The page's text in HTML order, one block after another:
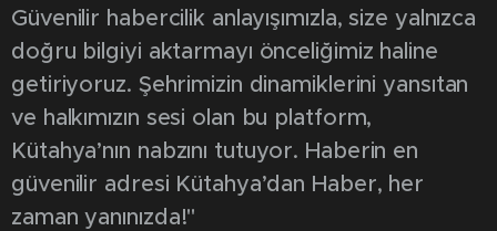
Güvenilir habercilik anlayışımızla, size yalnızca
doğru bilgiyi aktarmayı önceliğimiz haline
getiriyoruz. Şehrimizin dinamiklerini yansıtan
ve halkımızın sesi olan bu platform,
Kütahya’nın nabzını tutuyor. Haberin en
güvenilir adresi Kütahya’dan Haber, her
zaman yanınızda!"